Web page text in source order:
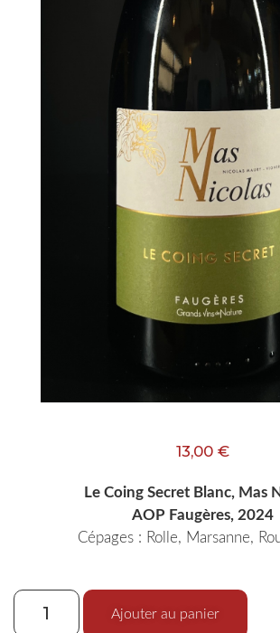
13,00 €
Le Coing Secret Blanc, Mas
AOP Faugères, 2024
Cépages : Rolle, Marsanne,
Ajouter au panier